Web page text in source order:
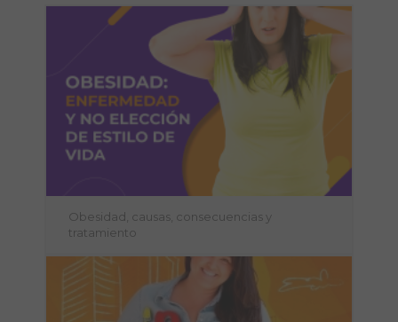
Obesidad, causas, consecuencias y
tratamiento